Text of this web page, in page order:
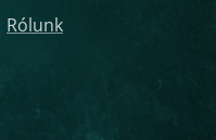
Rólunk